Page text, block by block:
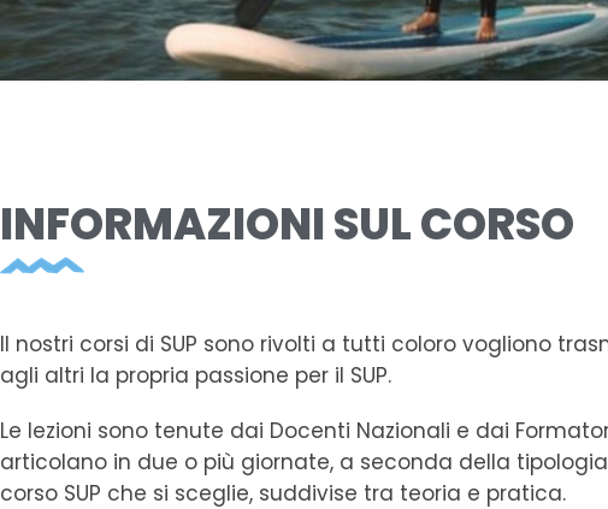
INFORMAZIONI SUL CORSO
Il nostri corsi di SUP sono rivolti a tutti coloro vogliono
agli altri la propria passione per il SUP.
Le lezioni sono tenute dai Docenti Nazionali e dai
articolano in due o più giornate, a seconda della
corso SUP che si sceglie, suddivise tra teoria e pratica.